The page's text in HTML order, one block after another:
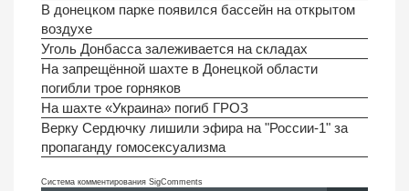
В донецком парке появился бассейн на открытом
воздухе
Уголь Донбасса залеживается на складах
На запрещённой шахте в Донецкой области
погибли трое горняков
На шахте «Украина» погиб ГРОЗ
Верку Сердючку лишили эфира на "России-1" за
пропаганду гомосексуализма
Система комментирования SigComments